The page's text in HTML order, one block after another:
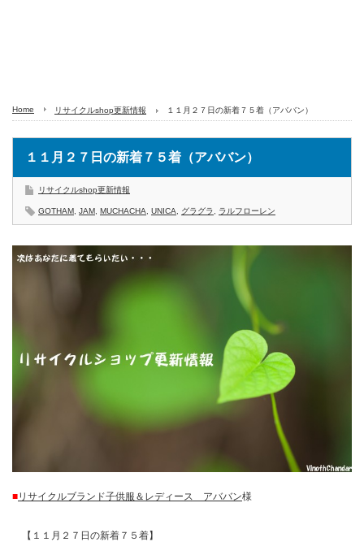
Home リサイクルshop更新情報 １１月２７日の新着７５着（アババン）
１１月２７日の新着７５着（アババン）
リサイクルshop更新情報
GOTHAM JAM MUCHACHA UNICA グラグラ ラルフローレン
■リサイクルブランド子供服＆レディース アババン様
【１１月２７日の新着７５着】